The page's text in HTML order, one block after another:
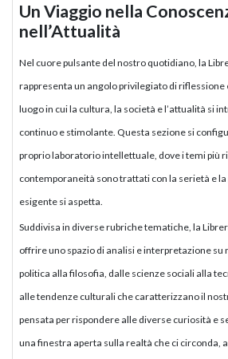
Un Viaggio nella
nell’Attualità
Nel cuore pulsante del nostro quotidiano, la
rappresenta un angolo privilegiato di riflessione
luogo in cui la cultura, la società e l’attualità si
continuo e stimolante. Questa sezione si
proprio laboratorio intellettuale, dove i temi più
contemporaneità sono trattati con la serietà e
esigente si aspetta.
Suddivisa in diverse rubriche tematiche, la
offrire uno spazio di analisi e interpretazione su
politica alla filosofia, dalle scienze sociali alla
alle tendenze culturali che caratterizzano il
pensata per rispondere alle diverse curiosità e
una finestra aperta sulla realtà che ci circonda,